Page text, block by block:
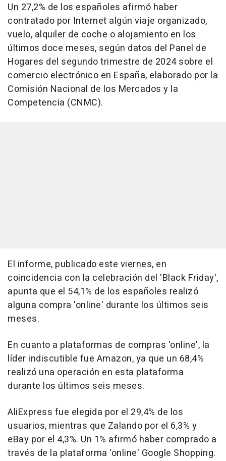
Un 27,2% de los españoles afirmó haber
contratado por Internet algún viaje organizado,
vuelo, alquiler de coche o alojamiento en los
últimos doce meses, según datos del Panel de
Hogares del segundo trimestre de 2024 sobre el
comercio electrónico en España, elaborado por la
Comisión Nacional de los Mercados y la
Competencia (CNMC).
El informe, publicado este viernes, en
coincidencia con la celebración del 'Black Friday',
apunta que el 54,1% de los españoles realizó
alguna compra 'online' durante los últimos seis
meses.
En cuanto a plataformas de compras 'online', la
líder indiscutible fue Amazon, ya que un 68,4%
realizó una operación en esta plataforma
durante los últimos seis meses.
AliExpress fue elegida por el 29,4% de los
usuarios, mientras que Zalando por el 6,3% y
eBay por el 4,3%. Un 1% afirmó haber comprado a
través de la plataforma 'online' Google Shopping.